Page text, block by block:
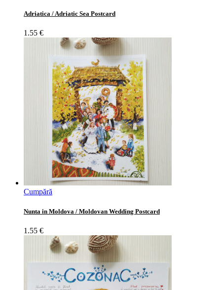
Adriatica / Adriatic Sea Postcard
1.55 €
Cumpără
Nunta in Moldova / Moldovan Wedding Postcard
1.55 €